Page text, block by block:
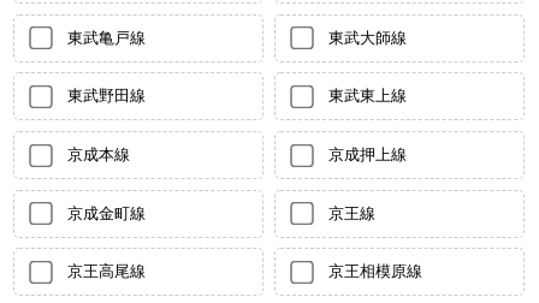
東武亀戸線 東武大師線
東武野田線 東武東上線
京成本線 京成押上線
京成金町線 京王線
京王高尾線 京王相模原線